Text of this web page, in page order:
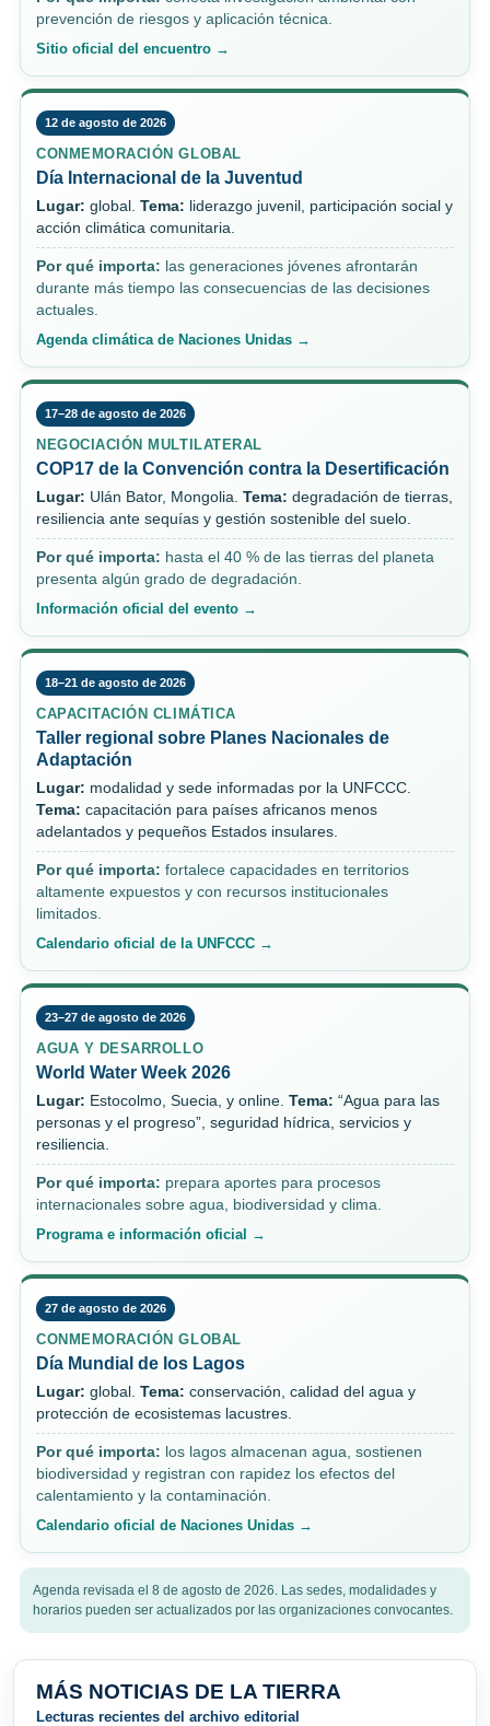
prevención de riesgos y aplicación técnica.
Sitio oficial del encuentro →
12 de agosto de 2026
CONMEMORACIÓN GLOBAL
Día Internacional de la Juventud
Lugar: global. Tema: liderazgo juvenil, participación social y
acción climática comunitaria.
Por qué importa: las generaciones jóvenes afrontarán
durante más tiempo las consecuencias de las decisiones
actuales.
Agenda climática de Naciones Unidas →
17–28 de agosto de 2026
NEGOCIACIÓN MULTILATERAL
COP17 de la Convención contra la Desertificación
Lugar: Ulán Bator, Mongolia. Tema: degradación de tierras,
resiliencia ante sequías y gestión sostenible del suelo.
Por qué importa: hasta el 40 % de las tierras del planeta
presenta algún grado de degradación.
Información oficial del evento →
18–21 de agosto de 2026
CAPACITACIÓN CLIMÁTICA
Taller regional sobre Planes Nacionales de
Adaptación
Lugar: modalidad y sede informadas por la UNFCCC.
Tema: capacitación para países africanos menos
adelantados y pequeños Estados insulares.
Por qué importa: fortalece capacidades en territorios
altamente expuestos y con recursos institucionales
limitados.
Calendario oficial de la UNFCCC →
23–27 de agosto de 2026
AGUA Y DESARROLLO
World Water Week 2026
Lugar: Estocolmo, Suecia, y online. Tema: “Agua para las
personas y el progreso”, seguridad hídrica, servicios y
resiliencia.
Por qué importa: prepara aportes para procesos
internacionales sobre agua, biodiversidad y clima.
Programa e información oficial →
27 de agosto de 2026
CONMEMORACIÓN GLOBAL
Día Mundial de los Lagos
Lugar: global. Tema: conservación, calidad del agua y
protección de ecosistemas lacustres.
Por qué importa: los lagos almacenan agua, sostienen
biodiversidad y registran con rapidez los efectos del
calentamiento y la contaminación.
Calendario oficial de Naciones Unidas →
Agenda revisada el 8 de agosto de 2026. Las sedes, modalidades y
horarios pueden ser actualizados por las organizaciones convocantes.
MÁS NOTICIAS DE LA TIERRA
Lecturas recientes del archivo editorial